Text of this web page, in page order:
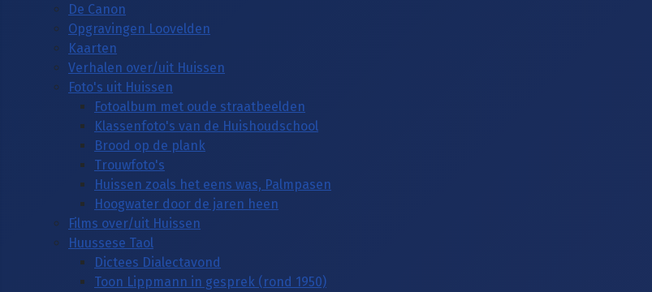
De Canon
Opgravingen Loovelden
Kaarten
Verhalen over/uit Huissen
Foto's uit Huissen
Fotoalbum met oude straatbeelden
Klassenfoto's van de Huishoudschool
Brood op de plank
Trouwfoto's
Huissen zoals het eens was, Palmpasen
Hoogwater door de jaren heen
Films over/uit Huissen
Huussese Taol
Dictees Dialectavond
Toon Lippmann in gesprek (rond 1950)